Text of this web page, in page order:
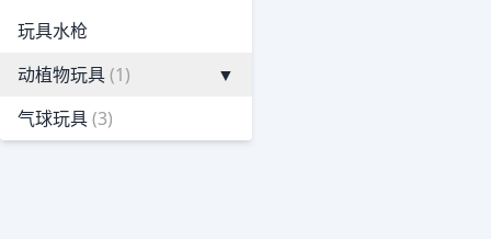
玩具水枪
动植物玩具(1)
▼
气球玩具(3)